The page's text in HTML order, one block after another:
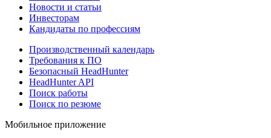
Новости и статьи
Инвесторам
Кандидаты по профессиям
Производственный календарь
Требования к ПО
Безопасный HeadHunter
HeadHunter API
Поиск работы
Поиск по резюме
Мобильное приложение